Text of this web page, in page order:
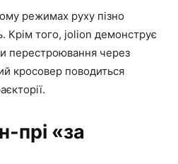
режимах руху пізно
Крім того, jolion демонструє
перестроювання через
кросовер поводиться
прі «за